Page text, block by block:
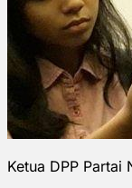
Ketua DPP Partai